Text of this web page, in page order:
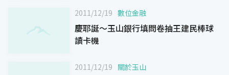
2011/12/19 數位金融
慶耶誕～玉山銀行填問卷抽王建民棒球
讀卡機
2011/12/19 關於玉山